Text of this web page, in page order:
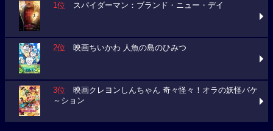
1位 スパイダーマン：ブランド・ニュー・デイ
2位 映画ちいかわ 人魚の島のひみつ
3位 映画クレヨンしんちゃん 奇々怪々！オラの妖怪バケ
～ション